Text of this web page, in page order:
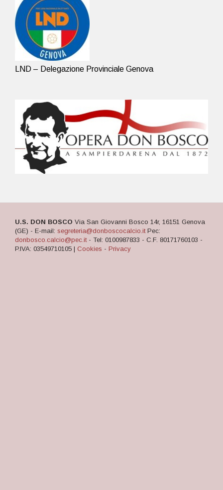
LND – Delegazione Provinciale Genova
U.S. DON BOSCO Via San Giovanni Bosco 14r, 16151 Genova
(GE) - E-mail: segreteria@donboscocalcio.itPec:
donbosco.calcio@pec.it- Tel: 0100987833 - C.F. 80171760103 -
P.IVA: 03549710105 | Cookies - Privacy